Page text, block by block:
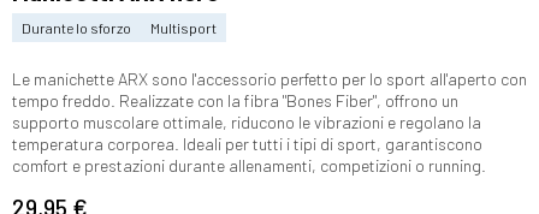
Durante lo sforzo Multisport
Le manichette ARX sono l'accessorio perfetto per lo sport all'aperto con
tempo freddo. Realizzate con la fibra "Bones Fiber", offrono un
supporto muscolare ottimale, riducono le vibrazioni e regolano la
temperatura corporea. Ideali per tutti i tipi di sport, garantiscono
comfort e prestazioni durante allenamenti, competizioni o running.
29,95 €